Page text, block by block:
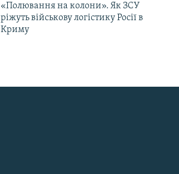
«Полювання на колони». Як ЗСУ
ріжуть військову логістику Росії в
Криму